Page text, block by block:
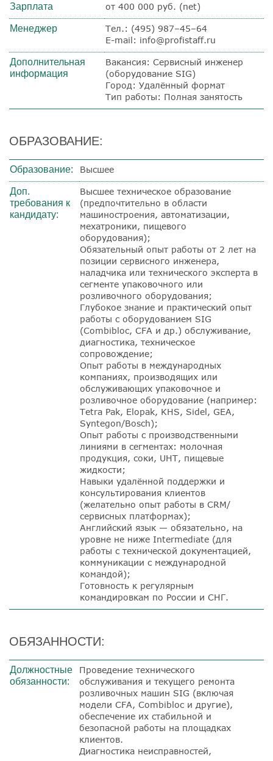
Зарплата от 400 000 руб. (net)
Менеджер
Тел.: (495) 987–45–64
E-mail: info@profistaff.ru
Дополнительная
информация
Вакансия: Сервисный инженер
(оборудование SIG)
Город: Удалённый формат
Тип работы: Полная занятость
ОБРАЗОВАНИЕ:
Образование: Высшее
Доп.
требования к
кандидату:
Высшее техническое образование
(предпочтительно в области
машиностроения, автоматизации,
мехатроники, пищевого
оборудования);
Обязательный опыт работы от 2 лет на
позиции сервисного инженера,
наладчика или технического эксперта в
сегменте упаковочного или
розливочного оборудования;
Глубокое знание и практический опыт
работы с оборудованием SIG
(Combibloc, CFA и др.) обслуживание,
диагностика, техническое
сопровождение;
Опыт работы в международных
компаниях, производящих или
обслуживающих упаковочное и
розливочное оборудование (например:
Tetra Pak, Elopak, KHS, Sidel, GEA,
Syntegon/Bosch);
Опыт работы с производственными
линиями в сегментах: молочная
продукция, соки, UHT, пищевые
жидкости;
Навыки удалённой поддержки и
консультирования клиентов
(желательно опыт работы в CRM/
сервисных платформах);
Английский язык — обязательно, на
уровне не ниже Intermediate (для
работы с технической документацией,
коммуникации с международной
командой);
Готовность к регулярным
командировкам по России и СНГ.
ОБЯЗАННОСТИ:
Должностные
обязанности:
Проведение технического
обслуживания и текущего ремонта
розливочных машин SIG (включая
модели CFA, Combibloc и другие),
обеспечение их стабильной и
безопасной работы на площадках
клиентов.
Диагностика неисправностей,